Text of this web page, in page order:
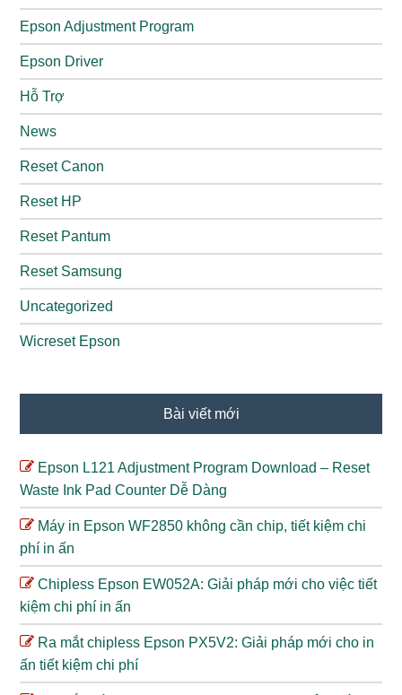
Epson Adjustment Program
Epson Driver
Hỗ Trợ
News
Reset Canon
Reset HP
Reset Pantum
Reset Samsung
Uncategorized
Wicreset Epson
Bài viết mới
Epson L121 Adjustment Program Download – Reset
Waste Ink Pad Counter Dễ Dàng
Máy in Epson WF2850 không cần chip, tiết kiệm chi
phí in ấn
Chipless Epson EW052A: Giải pháp mới cho việc tiết
kiệm chi phí in ấn
Ra mắt chipless Epson PX5V2: Giải pháp mới cho in
ấn tiết kiệm chi phí